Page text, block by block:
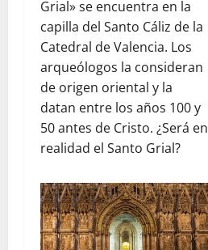
Grial» se encuentra en la
capilla del Santo Cáliz de la
Catedral de Valencia. Los
arqueólogos la consideran
de origen oriental y la
datan entre los años 100 y
50 antes de Cristo. ¿Será en
realidad el Santo Grial?